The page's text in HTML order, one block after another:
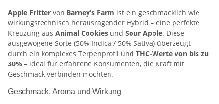
Apple Fritter von Barney’s Farm ist ein geschmacklich wie
wirkungstechnisch herausragender Hybrid – eine perfekte
Kreuzung aus Animal Cookies und Sour Apple. Diese
ausgewogene Sorte (50% Indica / 50% Sativa) überzeugt
durch ein komplexes Terpenprofil und THC-Werte von bis zu
30% – ideal für erfahrene Konsumenten, die Kraft mit
Geschmack verbinden möchten.
Geschmack, Aroma und Wirkung